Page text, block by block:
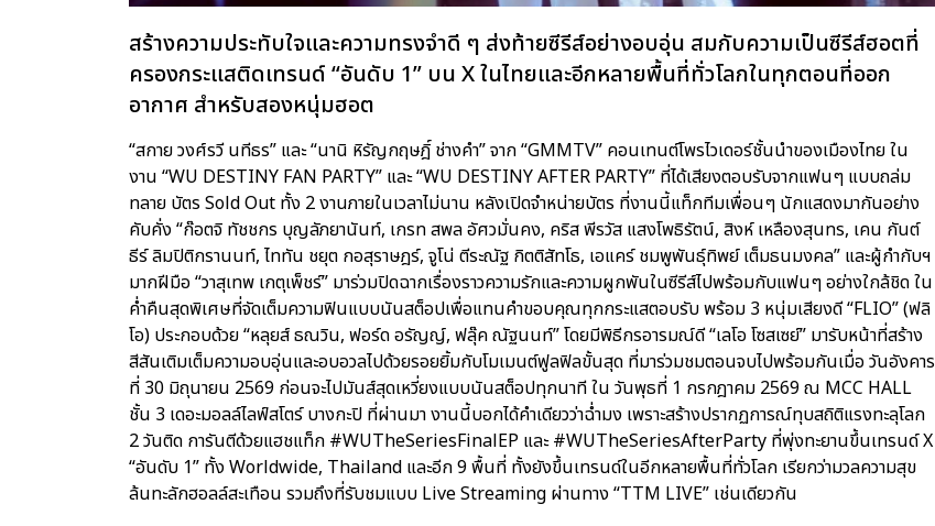
สร้างความประทับใจและความทรงจำดี ๆ ส่งท้ายซีรีส์อย่างอบอุ่น สมกับความเป็นซีรีส์ฮอตที่
ครองกระแสติดเทรนด์ “อันดับ 1” บน X ในไทยและอีกหลายพื้นที่ทั่วโลกในทุกตอนที่ออก
อากาศ สำหรับสองหนุ่มฮอต
“สกาย วงศ์รวี นทีธร” และ “นานิ หิรัญกฤษฎิ์ ช่างคำ” จาก “GMMTV” คอนเทนต์โพรไวเดอร์ชั้นนำของเมืองไทย ใน
งาน “WU DESTINY FAN PARTY” และ “WU DESTINY AFTER PARTY” ที่ได้เสียงตอบรับจากแฟนๆ แบบถล่ม
ทลาย บัตร Sold Out ทั้ง 2 งานภายในเวลาไม่นาน หลังเปิดจำหน่ายบัตร ที่งานนี้แท็กทีมเพื่อนๆ นักแสดงมากันอย่าง
คับคั่ง “ก๊อตจิ ทัชชกร บุญลัภยานันท์, เกรท สพล อัศวมั่นคง, คริส พีรวัส แสงโพธิรัตน์, สิงห์ เหลืองสุนทร, เคน กันต์
ธีร์ ลิมปิติกรานนท์, ไททัน ชยุต กอสุราษฎร์, จูโน่ ตีระณัฐ กิตติสัทโธ, เอแคร์ ชมพูพันธุ์ทิพย์ เต็มธนมงคล” และผู้กำกับฯ
มากฝีมือ “วาสุเทพ เกตุเพ็ชร์” มาร่วมปิดฉากเรื่องราวความรักและความผูกพันในซีรีส์ไปพร้อมกับแฟนๆ อย่างใกล้ชิด ใน
ค่ำคืนสุดพิเศษที่จัดเต็มความฟินแบบนันสต็อปเพื่อแทนคำขอบคุณทุกกระแสตอบรับ พร้อม 3 หนุ่มเสียงดี “FLIO” (ฟลิ
โอ) ประกอบด้วย “หลุยส์ ธณวิน, ฟอร์ด อรัญญ์, ฟลุ๊ค ณัฐนนท์” โดยมีพิธีกรอารมณ์ดี “เลโอ โซสเซย์” มารับหน้าที่สร้าง
สีสันเติมเต็มความอบอุ่นและอบอวลไปด้วยรอยยิ้มกับโมเมนต์ฟูลฟิลขั้นสุด ที่มาร่วมชมตอนจบไปพร้อมกันเมื่อ วันอังคาร
ที่ 30 มิถุนายน 2569 ก่อนจะไปมันส์สุดเหวี่ยงแบบนันสต็อปทุกนาที ใน วันพุธที่ 1 กรกฎาคม 2569 ณ MCC HALL
ชั้น 3 เดอะมอลล์ไลฟ์สโตร์ บางกะปิ ที่ผ่านมา งานนี้บอกได้คำเดียวว่าฉ่ำมง เพราะสร้างปรากฏการณ์ทุบสถิติแรงทะลุโลก
2 วันติด การันตีด้วยแฮชแท็ก #WUTheSeriesFinalEP และ #WUTheSeriesAfterParty ที่พุ่งทะยานขึ้นเทรนด์ X
“อันดับ 1” ทั้ง Worldwide, Thailand และอีก 9 พื้นที่ ทั้งยังขึ้นเทรนด์ในอีกหลายพื้นที่ทั่วโลก เรียกว่ามวลความสุข
ล้นทะลักฮอลล์สะเทือน รวมถึงที่รับชมแบบ Live Streaming ผ่านทาง “TTM LIVE” เช่นเดียวกัน